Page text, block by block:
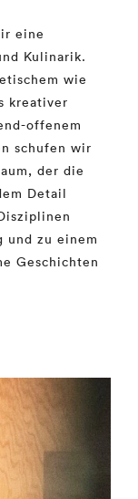
eine
Kulinarik.
wie
kreativer
offenem
schufen wir
der die
Detail
und zu einem
Geschichten